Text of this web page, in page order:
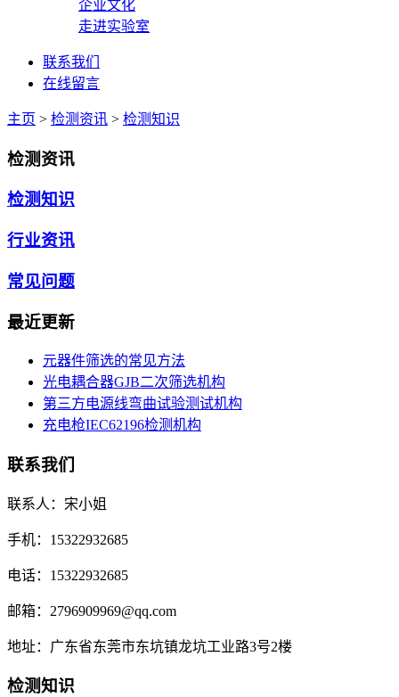
企业文化
走进实验室
联系我们
在线留言
主页 > 检测资讯 > 检测知识
检测资讯
检测知识
行业资讯
常见问题
最近更新
元器件筛选的常见方法
光电耦合器GJB二次筛选机构
第三方电源线弯曲试验测试机构
充电枪IEC62196检测机构
联系我们
联系人：宋小姐
手机：15322932685
电话：15322932685
邮箱：2796909969@qq.com
地址：广东省东莞市东坑镇龙坑工业路3号2楼
检测知识